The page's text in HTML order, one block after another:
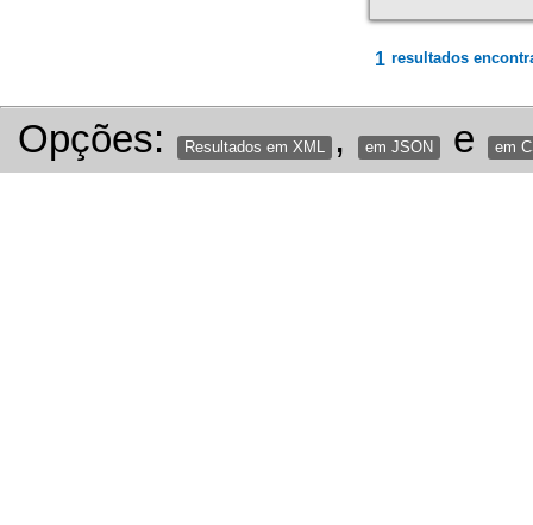
1 resultados
Opções: Resultados em XML , em JSON e em